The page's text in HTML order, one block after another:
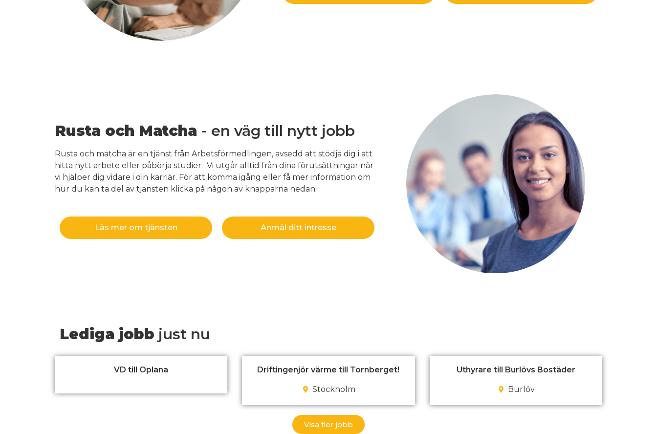
Rusta och Matcha - en väg till nytt jobb
Rusta och matcha är en tjänst från Arbetsförmedlingen, avsedd att stödja dig i att
hitta nytt arbete eller påbörja studier. Vi utgår alltid från dina förutsättningar när
vi hjälper dig vidare i din karriär. För att komma igång eller få mer information om
hur du kan ta del av tjänsten klicka på någon av knapparna nedan.
Läs mer om tjänsten Anmäl ditt intresse
Lediga jobb just nu
VD till Oplana Driftingenjör värme till Tornberget!
Stockholm
Uthyrare till Burlövs Bostäder
Burlöv
Visa fler jobb